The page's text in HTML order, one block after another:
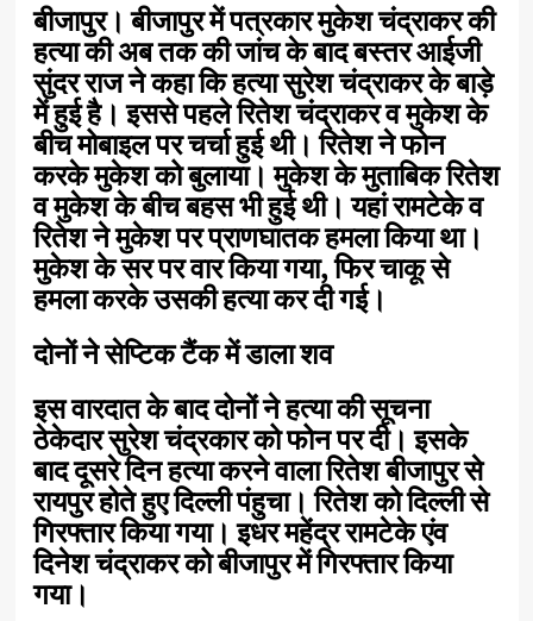
बीजापुर। बीजापुर में पत्रकार मुकेश चंद्राकर की
हत्या की अब तक की जांच के बाद बस्तर आईजी
सुंदर राज ने कहा कि हत्या सुरेश चंद्राकर के बाड़े
में हुई है। इससे पहले रितेश चंद्राकर व मुकेश के
बीच मोबाइल पर चर्चा हुई थी। रितेश ने फोन
करके मुकेश को बुलाया। मुकेश के मुताबिक रितेश
व मुकेश के बीच बहस भी हुई थी। यहां रामटेके व
रितेश ने मुकेश पर प्राणघातक हमला किया था।
मुकेश के सर पर वार किया गया, फिर चाकू से
हमला करके उसकी हत्या कर दी गई।
दोनों ने सेप्टिक टैंक में डाला शव
इस वारदात के बाद दोनों ने हत्या की सूचना
ठेकेदार सुरेश चंद्रकार को फोन पर दी। इसके
बाद दूसरे दिन हत्या करने वाला रितेश बीजापुर से
रायपुर होते हुए दिल्ली पंहुचा। रितेश को दिल्ली से
गिरफ्तार किया गया। इधर महेंद्र रामटेके एंव
दिनेश चंद्राकर को बीजापुर में गिरफ्तार किया
गया।